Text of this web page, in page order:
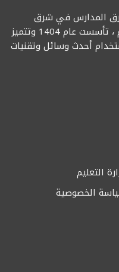
المدارس في شرق
الرياض المتخصصة في التعليم العام ، تأسست عام 1404 وتتميز
أحدث وسائل وتقنيات
التعليم
الخصوصية